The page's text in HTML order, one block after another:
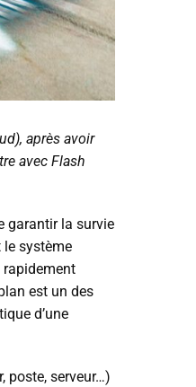
après avoir
avec Flash
garantir la survie
le système
rapidement
est un des
d’une
poste, serveur…)